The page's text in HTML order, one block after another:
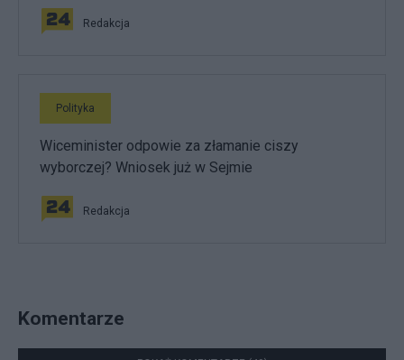
Redakcja
Polityka
Wiceminister odpowie za złamanie ciszy
wyborczej? Wniosek już w Sejmie
Redakcja
Komentarze